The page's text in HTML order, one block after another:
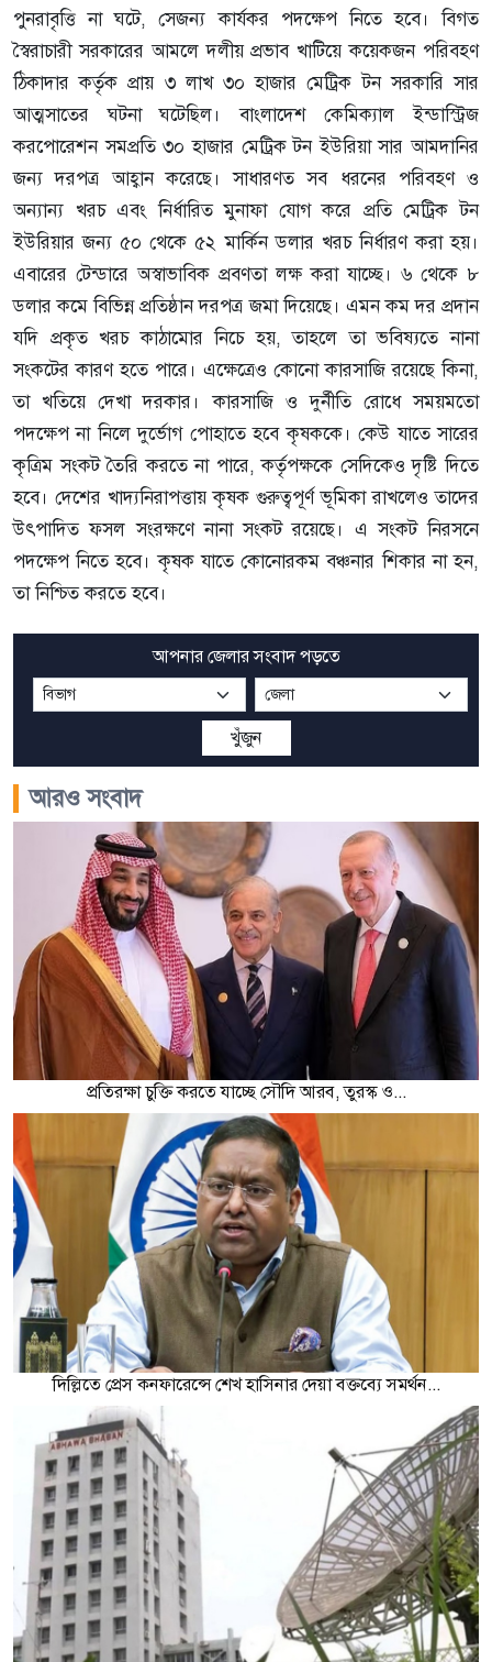
পুনরাবৃত্তি না ঘটে, সেজন্য কার্যকর পদক্ষেপ নিতে হবে। বিগত
স্বৈরাচারী সরকারের আমলে দলীয় প্রভাব খাটিয়ে কয়েকজন পরিবহণ
ঠিকাদার কর্তৃক প্রায় ৩ লাখ ৩০ হাজার মেট্রিক টন সরকারি সার
আত্মসাতের ঘটনা ঘটেছিল। বাংলাদেশ কেমিক্যাল ইন্ডাস্ট্রিজ
করপোরেশন সমপ্রতি ৩০ হাজার মেট্রিক টন ইউরিয়া সার আমদানির
জন্য দরপত্র আহ্বান করেছে। সাধারণত সব ধরনের পরিবহণ ও
অন্যান্য খরচ এবং নির্ধারিত মুনাফা যোগ করে প্রতি মেট্রিক টন
ইউরিয়ার জন্য ৫০ থেকে ৫২ মার্কিন ডলার খরচ নির্ধারণ করা হয়।
এবারের টেন্ডারে অস্বাভাবিক প্রবণতা লক্ষ করা যাচ্ছে। ৬ থেকে ৮
ডলার কমে বিভিন্ন প্রতিষ্ঠান দরপত্র জমা দিয়েছে। এমন কম দর প্রদান
যদি প্রকৃত খরচ কাঠামোর নিচে হয়, তাহলে তা ভবিষ্যতে নানা
সংকটের কারণ হতে পারে। এক্ষেত্রেও কোনো কারসাজি রয়েছে কিনা,
তা খতিয়ে দেখা দরকার। কারসাজি ও দুর্নীতি রোধে সময়মতো
পদক্ষেপ না নিলে দুর্ভোগ পোহাতে হবে কৃষককে। কেউ যাতে সারের
কৃত্রিম সংকট তৈরি করতে না পারে, কর্তৃপক্ষকে সেদিকেও দৃষ্টি দিতে
হবে। দেশের খাদ্যনিরাপত্তায় কৃষক গুরুত্বপূর্ণ ভূমিকা রাখলেও তাদের
উৎপাদিত ফসল সংরক্ষণে নানা সংকট রয়েছে। এ সংকট নিরসনে
পদক্ষেপ নিতে হবে। কৃষক যাতে কোনোরকম বঞ্চনার শিকার না হন,
তা নিশ্চিত করতে হবে।
আপনার জেলার সংবাদ পড়তে
খুঁজুন
আরও সংবাদ
প্রতিরক্ষা চুক্তি করতে যাচ্ছে সৌদি আরব, তুরস্ক ও...
দিল্লিতে প্রেস কনফারেন্সে শেখ হাসিনার দেয়া বক্তব্যে সমর্থন...